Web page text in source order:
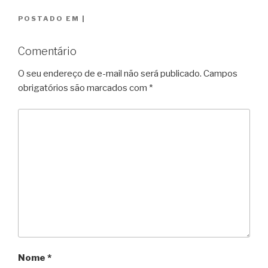
POSTADO EM
Comentário
O seu endereço de e-mail não será publicado. Campos
obrigatórios são marcados com *
Nome *